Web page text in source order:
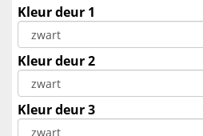
Kleur deur 1
Kleur deur 2
Kleur deur 3